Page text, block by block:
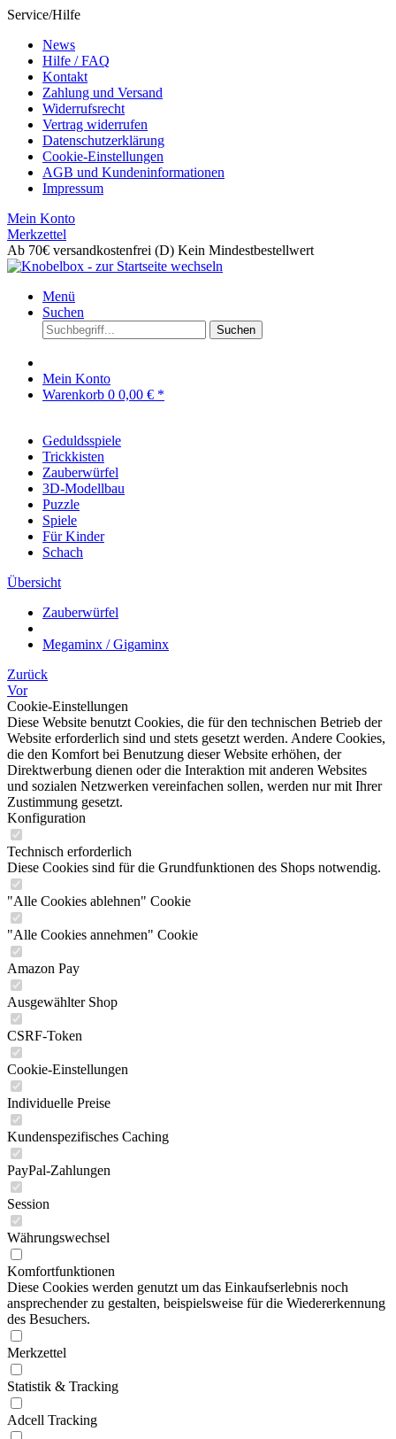
Service/Hilfe
News
Hilfe / FAQ
Kontakt
Zahlung und Versand
Widerrufsrecht
Vertrag widerrufen
Datenschutzerklärung
Cookie-Einstellungen
AGB und Kundeninformationen
Impressum
Mein Konto
Merkzettel
Ab 70€ versandkostenfrei (D) Kein Mindestbestellwert
Menü
Suchen
Suchen
Mein Konto
Warenkorb 0 0,00 € *
Geduldsspiele
Trickkisten
Zauberwürfel
3D-Modellbau
Puzzle
Spiele
Für Kinder
Schach
Übersicht
Zauberwürfel
Megaminx / Gigaminx
Zurück
Vor
Cookie-Einstellungen
Diese Website benutzt Cookies, die für den technischen Betrieb der
Website erforderlich sind und stets gesetzt werden. Andere Cookies,
die den Komfort bei Benutzung dieser Website erhöhen, der
Direktwerbung dienen oder die Interaktion mit anderen Websites
und sozialen Netzwerken vereinfachen sollen, werden nur mit Ihrer
Zustimmung gesetzt.
Konfiguration
Technisch erforderlich
Diese Cookies sind für die Grundfunktionen des Shops notwendig.
"Alle Cookies ablehnen" Cookie
"Alle Cookies annehmen" Cookie
Amazon Pay
Ausgewählter Shop
CSRF-Token
Cookie-Einstellungen
Individuelle Preise
Kundenspezifisches Caching
PayPal-Zahlungen
Session
Währungswechsel
Komfortfunktionen
Diese Cookies werden genutzt um das Einkaufserlebnis noch
ansprechender zu gestalten, beispielsweise für die Wiedererkennung
des Besuchers.
Merkzettel
Statistik & Tracking
Adcell Tracking